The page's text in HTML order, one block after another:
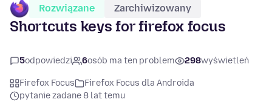
Rozwiązane Zarchiwizowany
Shortcuts keys for firefox focus
5odpowiedzi 6osób ma ten problem 298wyświetleń
Firefox Focus
Firefox Focus dla Androida
pytanie zadane 8 lat temu